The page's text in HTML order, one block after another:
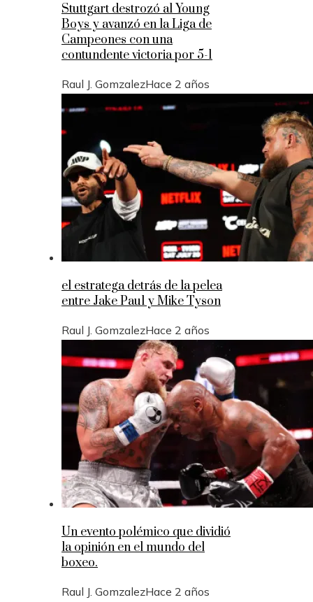
Stuttgart destrozó al Young
Boys y avanzó en la Liga de
Campeones con una
contundente victoria por 5-1
Raul J. GomzalezHace 2 años
el estratega detrás de la pelea
entre Jake Paul y Mike Tyson
Raul J. GomzalezHace 2 años
Un evento polémico que dividió
la opinión en el mundo del
boxeo.
Raul J. GomzalezHace 2 años